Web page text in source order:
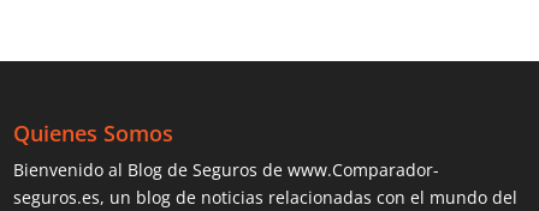
Quienes Somos
Bienvenido al Blog de Seguros de www.Comparador-
seguros.es, un blog de noticias relacionadas con el mundo del